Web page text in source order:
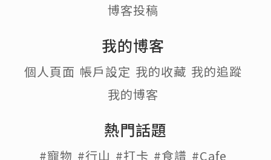
博客投稿
我的博客
個人頁面 帳戶設定 我的收藏 我的追蹤
我的博客
熱門話題
#寵物 #行山 #打卡 #食譜 #Cafe